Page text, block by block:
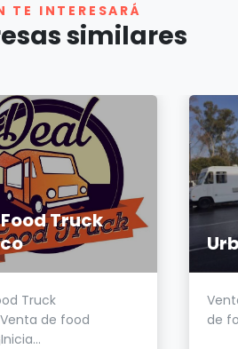
TE INTERESARÁ
similares
Truck
Truck
de food
de